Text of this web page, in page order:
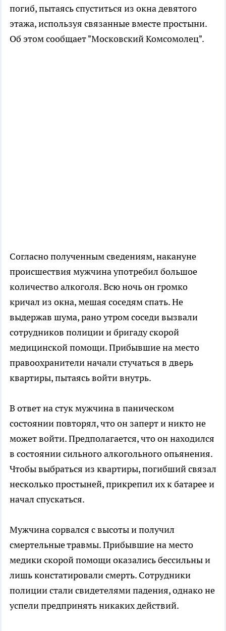
погиб, пытаясь спуститься из окна девятого
этажа, используя связанные вместе простыни.
Об этом сообщает "Московский Комсомолец".
Согласно полученным сведениям, накануне
происшествия мужчина употребил большое
количество алкоголя. Всю ночь он громко
кричал из окна, мешая соседям спать. Не
выдержав шума, рано утром соседи вызвали
сотрудников полиции и бригаду скорой
медицинской помощи. Прибывшие на место
правоохранители начали стучаться в дверь
квартиры, пытаясь войти внутрь.
В ответ на стук мужчина в паническом
состоянии повторял, что он заперт и никто не
может войти. Предполагается, что он находился
в состоянии сильного алкогольного опьянения.
Чтобы выбраться из квартиры, погибший связал
несколько простыней, прикрепил их к батарее и
начал спускаться.
Мужчина сорвался с высоты и получил
смертельные травмы. Прибывшие на место
медики скорой помощи оказались бессильны и
лишь констатировали смерть. Сотрудники
полиции стали свидетелями падения, однако не
успели предпринять никаких действий.